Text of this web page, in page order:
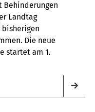
Behinderungen
Landtag
Die neue
startet am 1.